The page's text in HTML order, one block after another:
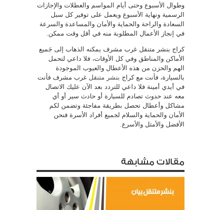
وطوال الأسبوع وحتى أيام المواسم والعطلات والإجازات
الرسمية ونهاية الأسبوع ويعمل على توفير كل سبل
السعادة والراحة والحماية والأمان والمساعدة والسرعة
في إنجاز الأعمال المطلوبة منه في أقل وقت ممكن.
كراج بنشر متنقل غرب مشرف يمكنه الذهاب إلى جَميع
الأماكن والمناطق وفي كل الأوقات، فلا داعي لتحمل
الهم والحزن من هذه الأعطال والعيوب الموجودة
بالسيارة، فأنت مع كراج بنشر متنقل غرب مشرف فأنت
في أيدي أمينة فلا داعي للتردد بعد الآن عليك الاتصال
معه عند حدوث تصادم للسيارة أو حادث سير أو أي
مشاكل وأعطال تحصل بطريقة مفاجئة وتضمن لكم
الأمان والحماية والسلام لجميع أفراد الأسرة فنحن
الأفضل والأمثل والأسرع.
مقالات مشابهة